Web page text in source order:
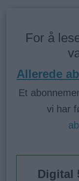
For å
Allerede
Et
vi har
Digital